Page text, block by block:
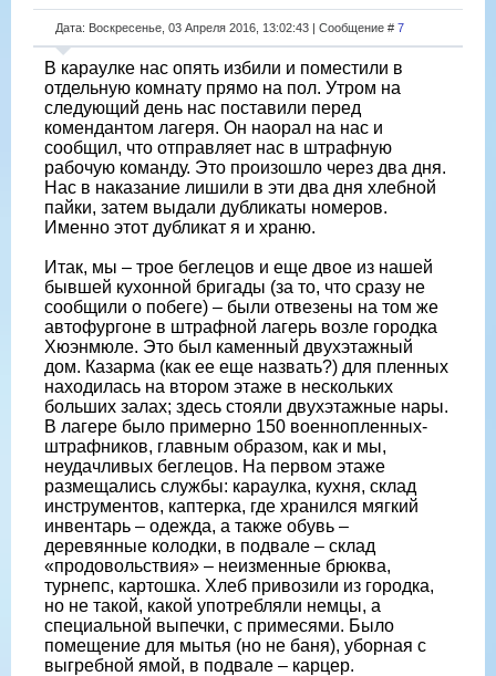
Дата: Воскресенье, 03 Апреля 2016, 13:02:43 | Сообщение # 7
В караулке нас опять избили и поместили в
отдельную комнату прямо на пол. Утром на
следующий день нас поставили перед
комендантом лагеря. Он наорал на нас и
сообщил, что отправляет нас в штрафную
рабочую команду. Это произошло через два дня.
Нас в наказание лишили в эти два дня хлебной
пайки, затем выдали дубликаты номеров.
Именно этот дубликат я и храню.
Итак, мы – трое беглецов и еще двое из нашей
бывшей кухонной бригады (за то, что сразу не
сообщили о побеге) – были отвезены на том же
автофургоне в штрафной лагерь возле городка
Хюэнмюле. Это был каменный двухэтажный
дом. Казарма (как ее еще назвать?) для пленных
находилась на втором этаже в нескольких
больших залах; здесь стояли двухэтажные нары.
В лагере было примерно 150 военнопленных-
штрафников, главным образом, как и мы,
неудачливых беглецов. На первом этаже
размещались службы: караулка, кухня, склад
инструментов, каптерка, где хранился мягкий
инвентарь – одежда, а также обувь –
деревянные колодки, в подвале – склад
«продовольствия» – неизменные брюква,
турнепс, картошка. Хлеб привозили из городка,
но не такой, какой употребляли немцы, а
специальной выпечки, с примесями. Было
помещение для мытья (но не баня), уборная с
выгребной ямой, в подвале – карцер.